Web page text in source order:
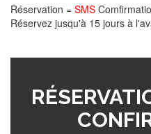
Réservation = SMS
Réservez jusqu'à 15 jours à